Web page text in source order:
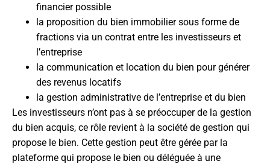
financier possible
la proposition du bien immobilier sous forme de
fractions via un contrat entre les investisseurs et
l’entreprise
la communication et location du bien pour générer
des revenus locatifs
la gestion administrative de l’entreprise et du bien
Les investisseurs n’ont pas à se préoccuper de la gestion
du bien acquis, ce rôle revient à la société de gestion qui
propose le bien. Cette gestion peut être gérée par la
plateforme qui propose le bien ou déléguée à une